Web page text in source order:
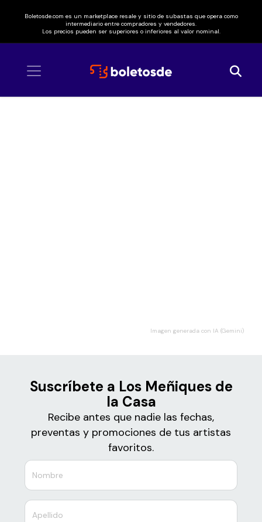
Boletosde.com es un marketplace resale y sitio de subastas que opera como
intermediario entre compradores y vendedores.
Los precios pueden ser superiores o inferiores al valor nominal.
Imagen generada con IA (Gemini)
Suscríbete a Los Meñiques de
la Casa
Recibe antes que nadie las fechas,
preventas y promociones de tus artistas
favoritos.